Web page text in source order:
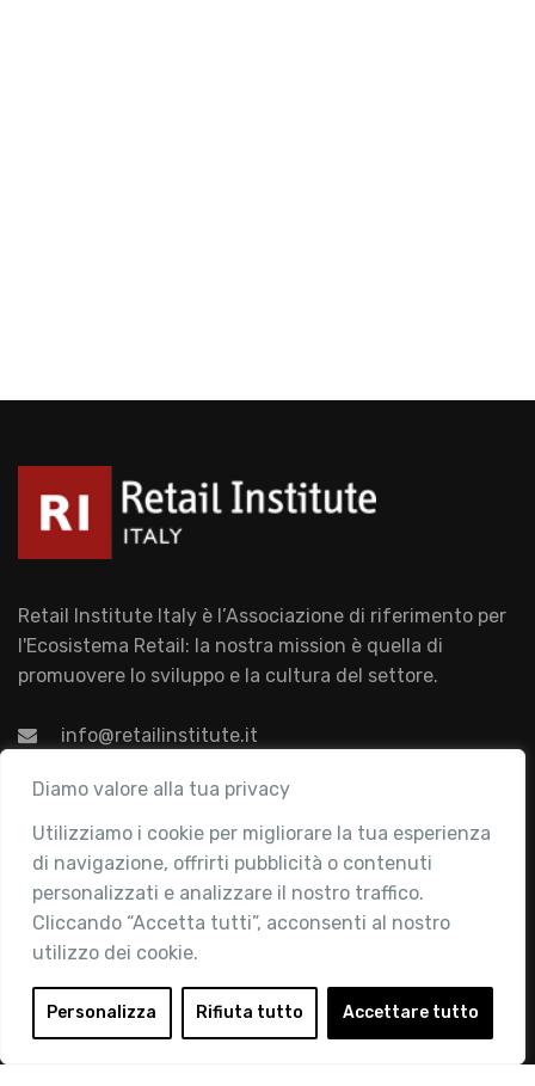
Diamo valore alla tua privacy
Utilizziamo i cookie per migliorare la tua esperienza
di navigazione, offrirti pubblicità o contenuti
personalizzati e analizzare il nostro traffico.
Cliccando “Accetta tutti”, acconsenti al nostro
utilizzo dei cookie.
Personalizza Rifiuta tutto Accettare tutto
Retail Institute Italy è l’Associazione di riferimento per
l'Ecosistema Retail: la nostra mission è quella di
promuovere lo sviluppo e la cultura del settore.
info@retailinstitute.it
Associazione
Chi siamo
Attività
Contatti
Area Riservata
Login
Diventa Socio